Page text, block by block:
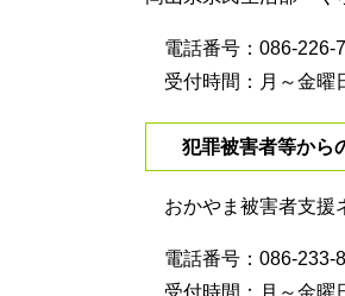
電話番号：086-226-
受付時間：月～金曜
犯罪被害者等から
おかやま被害者支援
電話番号：086-233-
受付時間：月～金曜